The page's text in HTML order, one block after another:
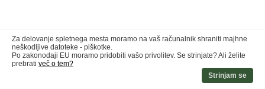
Za delovanje spletnega mesta moramo na vaš računalnik shraniti majhne
neškodljive datoteke - piškotke.
Po zakonodaji EU moramo pridobiti vašo privolitev. Se strinjate? Ali želite
prebrati več o tem?
Strinjam se